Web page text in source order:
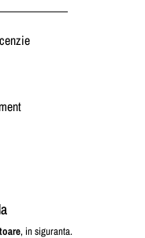
, in siguranta.